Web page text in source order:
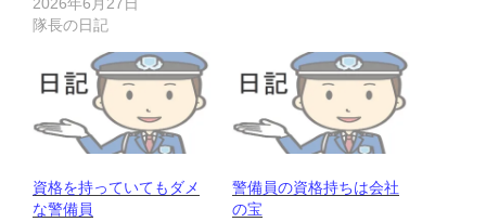
隊長の日記
資格を持っていてもダメ
な警備員
警備員の資格持ちは会社
の宝